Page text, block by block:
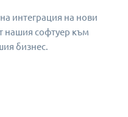
интеграция на нови
нашия софтуер към
бизнес.